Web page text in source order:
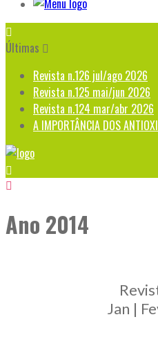
Últimas
Revista n.126 jul/ago 2026
Revista n.125 mai/jun 2026
Revista n.124 mar/abr 2026
A IMPORTÂNCIA DOS
Ano 2014
Jan |